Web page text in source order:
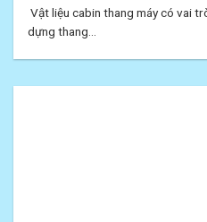
Vật liệu cabin thang máy có vai
dựng thang...